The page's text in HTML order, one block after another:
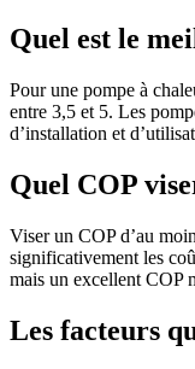
Quel est le
Pour une pompe à
entre 3,5 et 5. Les
d’installation et
Quel COP
Viser un COP d’au
significativement les
mais un excellent COP
Les facteurs